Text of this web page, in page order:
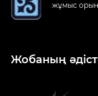
жұмыс
Жобаның